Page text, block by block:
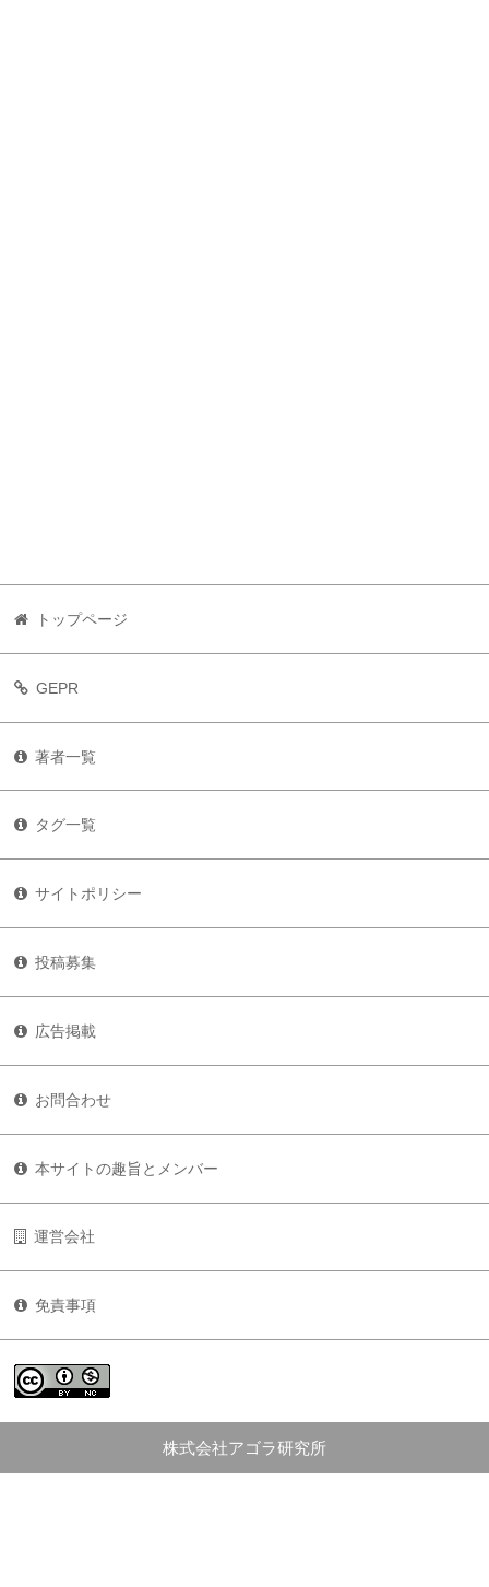
トップページ
GEPR
著者一覧
タグ一覧
サイトポリシー
投稿募集
広告掲載
お問合わせ
本サイトの趣旨とメンバー
運営会社
免責事項
株式会社アゴラ研究所